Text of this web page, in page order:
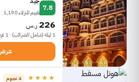
7.8
تقييم للنزلاء 1,190
226 ر.س
1 ليلة (شامل الضرائب) · 1 غرفة
★★★★ 4 نجوم